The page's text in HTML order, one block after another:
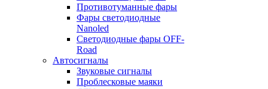
Противотуманные фары
Фары светодиодные
Nanoled
Светодиодные фары OFF-
Road
Автосигналы
Звуковые сигналы
Проблесковые маяки